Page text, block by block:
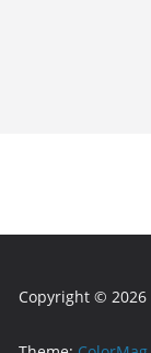
Copyright © 2026